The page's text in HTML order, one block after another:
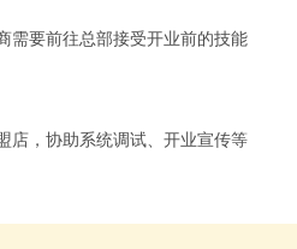
要前往总部接受开业前的技能
，协助系统调试、开业宣传等